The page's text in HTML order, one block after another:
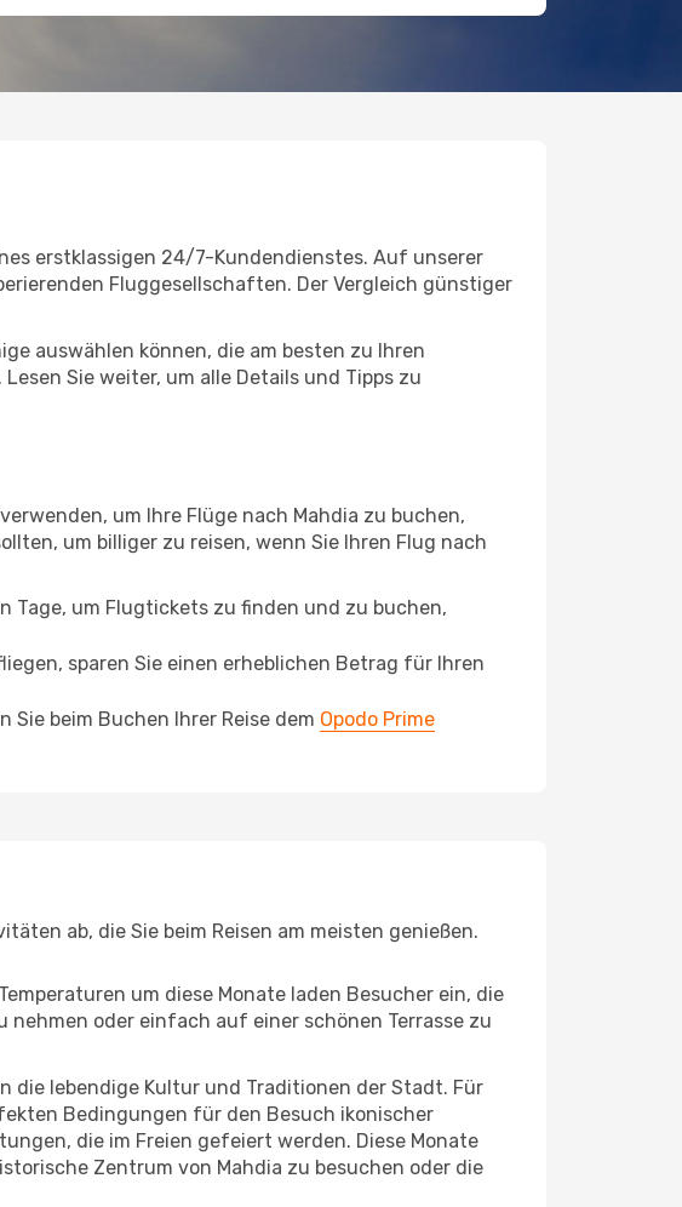
erstklassigen 24/7-Kundendienstes. Auf unserer
Fluggesellschaften. Der Vergleich günstiger
auswählen können, die am besten zu Ihren
Sie weiter, um alle Details und Tipps zu
um Ihre Flüge nach Mahdia zu buchen,
um billiger zu reisen, wenn Sie Ihren Flug nach
Tage, um Flugtickets zu finden und zu buchen,
sparen Sie einen erheblichen Betrag für Ihren
Sie beim Buchen Ihrer Reise dem Opodo Prime
ab, die Sie beim Reisen am meisten genießen.
um diese Monate laden Besucher ein, die
oder einfach auf einer schönen Terrasse zu
die lebendige Kultur und Traditionen der Stadt. Für
Bedingungen für den Besuch ikonischer
die im Freien gefeiert werden. Diese Monate
Zentrum von Mahdia zu besuchen oder die